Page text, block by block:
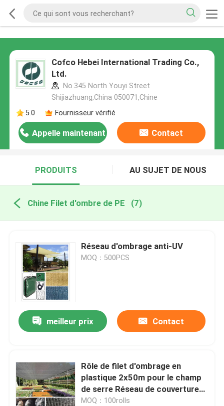
Cofco Hebei International Trading Co.,
Ltd.
No.345 North Youyi Street
Shijiazhuang,China 050071,Chine
5.0
Fournisseur vérifié
Appelle maintenant Contact
PRODUITS AU SUJET DE NOUS
Chine Filet d'ombre de PE (7)
Réseau d'ombrage anti-UV
MOQ：500PCS
meilleur prix Contact
Rôle de filet d'ombrage en
plastique 2x50m pour le champ
de serre Réseau de couverture
antipoussière
MOQ：100rolls